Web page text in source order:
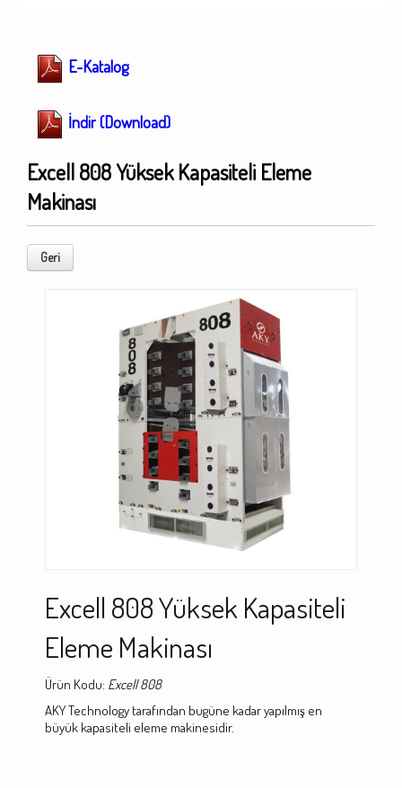
E-Katalog
İndir (Download)
Excell 808 Yüksek Kapasiteli Eleme
Makinası
Geri
Excell 808 Yüksek Kapasiteli
Eleme Makinası
Ürün Kodu: Excell 808
AKY Technology tarafından bugüne kadar yapılmış en
büyük kapasiteli eleme makinesidir.